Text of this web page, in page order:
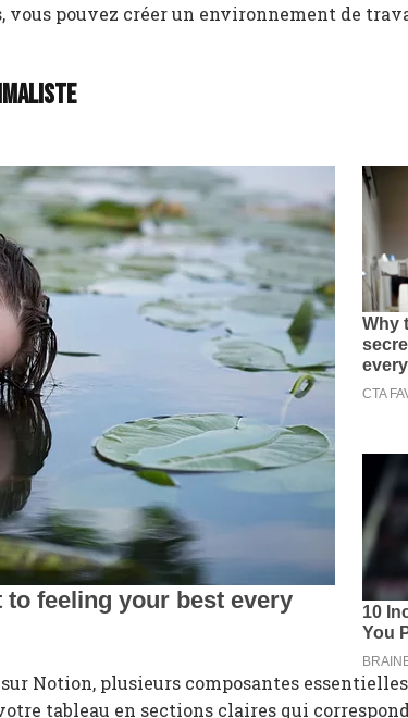
vous pouvez créer un environnement de
Notion, plusieurs composantes
tableau en sections claires qui